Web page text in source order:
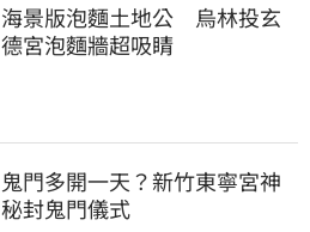
海景版泡麵土地公 烏林投玄
德宮泡麵牆超吸睛
鬼門多開一天？新竹東寧宮神
秘封鬼門儀式